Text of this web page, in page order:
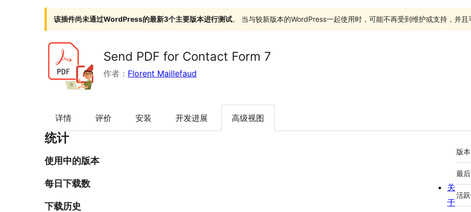
该插件尚未通过WordPress的最新3个主要版本进行测试。 当与较新版本的WordPress一起使用时，可能不再受到维护或支持，并且
Send PDF for Contact Form 7
作者： Florent Maillefaud
详情 评价 安装 开发进展 高级视图
统计
使用中的版本
每日下载数
下载历史
额
外
信
息
版本
最后
活
关
于